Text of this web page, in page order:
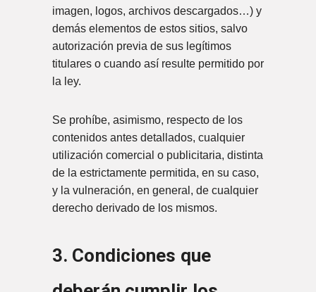
imagen, logos, archivos descargados…) y
demás elementos de estos sitios, salvo
autorización previa de sus legítimos
titulares o cuando así resulte permitido por
la ley.
Se prohíbe, asimismo, respecto de los
contenidos antes detallados, cualquier
utilización comercial o publicitaria, distinta
de la estrictamente permitida, en su caso,
y la vulneración, en general, de cualquier
derecho derivado de los mismos.
3. Condiciones que